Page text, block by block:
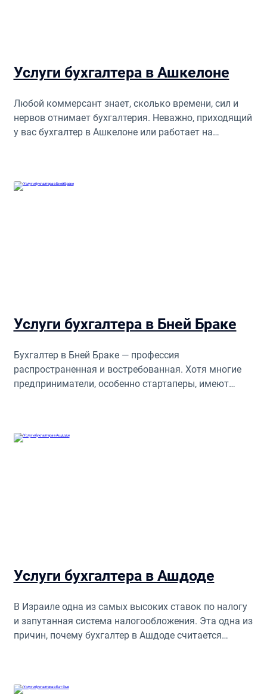
Услуги бухгалтера в Ашкелоне
Любой коммерсант знает, сколько времени, сил и
нервов отнимает бухгалтерия. Неважно, приходящий
у вас бухгалтер в Ашкелоне или работает на
Услуги бухгалтера в Бней Браке
Бухгалтер в Бней Браке — профессия
распространенная и востребованная. Хотя многие
предприниматели, особенно стартаперы, имеют
Услуги бухгалтера в Ашдоде
В Израиле одна из самых высоких ставок по налогу
и запутанная система налогообложения. Эта одна из
причин, почему бухгалтер в Ашдоде считается